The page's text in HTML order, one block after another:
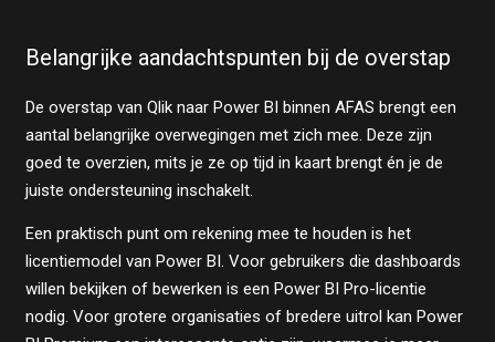
Belangrijke aandachtspunten bij de overstap
De overstap van Qlik naar Power BI binnen AFAS brengt een
aantal belangrijke overwegingen met zich mee. Deze zijn
goed te overzien, mits je ze op tijd in kaart brengt én je de
juiste ondersteuning inschakelt.
Een praktisch punt om rekening mee te houden is het
licentiemodel van Power BI. Voor gebruikers die dashboards
willen bekijken of bewerken is een Power BI Pro-licentie
nodig. Voor grotere organisaties of bredere uitrol kan Power